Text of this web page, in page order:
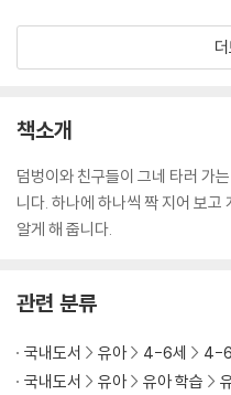
책소개
덤벙이와 친구들이 그네 타러 가
니다. 하나에 하나씩 짝 지어 보
알게 해 줍니다.
관련 분류
국내도서 유아 4-6세
4-6
국내도서
유아 유아 학습